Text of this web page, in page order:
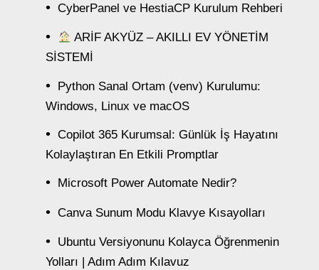
CyberPanel ve HestiaCP Kurulum Rehberi
ARİF AKYÜZ – AKILLI EV YÖNETİM
SİSTEMİ
Python Sanal Ortam (venv) Kurulumu:
Windows, Linux ve macOS
Copilot 365 Kurumsal: Günlük İş Hayatını
Kolaylaştıran En Etkili Promptlar
Microsoft Power Automate Nedir?
Canva Sunum Modu Klavye Kısayolları
Ubuntu Versiyonunu Kolayca Öğrenmenin
Yolları | Adım Adım Kılavuz